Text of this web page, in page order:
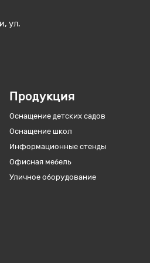
Продукция
Оснащение детских садов
Оснащение школ
Информационные стенды
Офисная мебель
Уличное оборудование
ул.